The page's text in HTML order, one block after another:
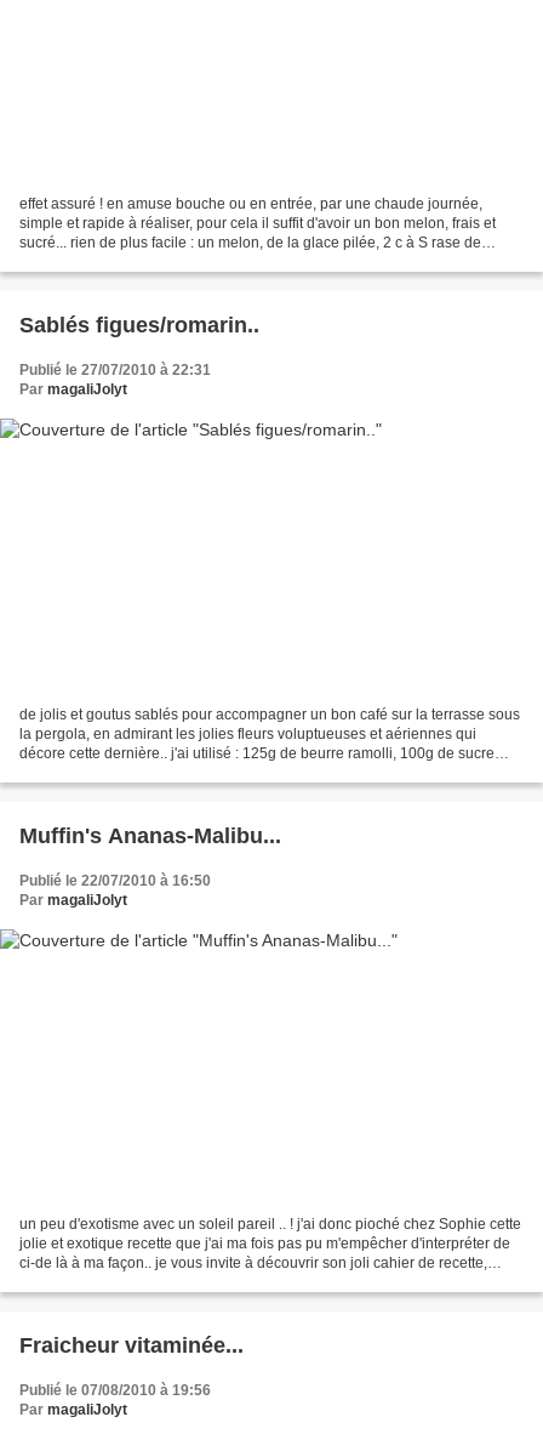
effet assuré ! en amuse bouche ou en entrée, par une chaude journée,
simple et rapide à réaliser, pour cela il suffit d'avoir un bon melon, frais et
sucré... rien de plus facile : un melon, de la glace pilée, 2 c à S rase de
Sablés figues/romarin..
Publié le 27/07/2010 à 22:31
Par magaliJolyt
de jolis et goutus sablés pour accompagner un bon café sur la terrasse sous
la pergola, en admirant les jolies fleurs voluptueuses et aériennes qui
décore cette dernière.. j'ai utilisé : 125g de beurre ramolli, 100g de sucre
Muffin's Ananas-Malibu...
Publié le 22/07/2010 à 16:50
Par magaliJolyt
un peu d'exotisme avec un soleil pareil .. ! j'ai donc pioché chez Sophie cette
jolie et exotique recette que j'ai ma fois pas pu m'empêcher d'interpréter de
ci-de là à ma façon.. je vous invite à découvrir son joli cahier de recette,
Fraicheur vitaminée...
Publié le 07/08/2010 à 19:56
Par magaliJolyt